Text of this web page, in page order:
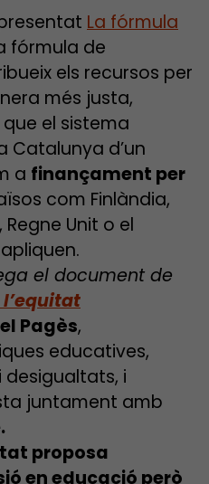
La fórmula
fórmula de
els recursos per
més justa,
el sistema
Catalunya d’un
a finançament per
com Finlàndia,
Regne Unit o el
el document de
Pagès,
educatives,
i
juntament amb
proposa
en educació però